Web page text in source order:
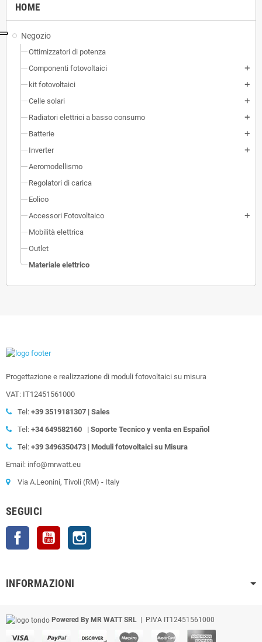
HOME
Negozio
Ottimizzatori di potenza
Componenti fotovoltaici
add
kit fotovoltaici add
Celle solari add
Radiatori elettrici a basso consumo add
Batterie add
Inverter add
Aeromodellismo
Regolatori di carica
Eolico
Accessori Fotovoltaico
add
Mobilità elettrica
Outlet
Materiale elettrico
Progettazione e realizzazione di moduli fotovoltaici su misura
VAT: IT12451561000
Tel: +39 3519181307 | Sales
Tel: +34 649582160 | Soporte Tecnico y venta en Español
Tel: +39 3496350473 | Moduli fotovoltaici su Misura
Email: info@mrwatt.eu
Via A.Leonini, Tivoli (RM) - Italy
SEGUICI
Facebook YouTube
INFORMAZIONI
Powered By MR WATT SRL | P.IVA IT12451561000